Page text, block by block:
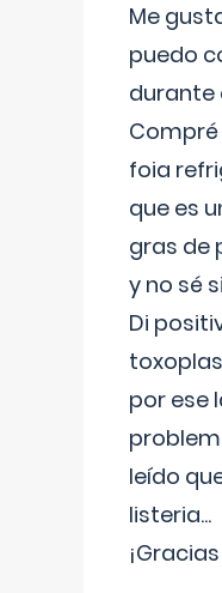
Me
puedo
durante
Compré
foia
que es
gras de
y no sé
Di
por ese
leído
listeria...